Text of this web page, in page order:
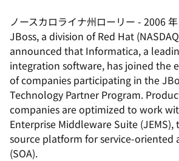
ノースカロライナ州ローリー - 2006
JBoss, a division of Red Hat
announced that Informatica, a
integration software, has joined the
of companies participating in the
Technology Partner Program.
companies are optimized to work
Enterprise Middleware Suite
source platform for service-oriented
(SOA).